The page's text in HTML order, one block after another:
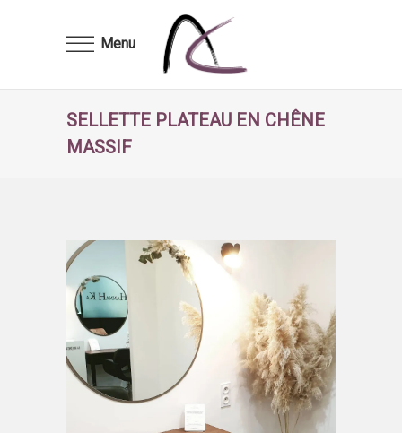
Menu
SELLETTE PLATEAU EN CHÊNE
MASSIF